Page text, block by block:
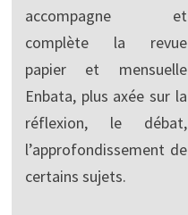
accompagne et
complète la revue
papier et mensuelle
Enbata, plus axée sur la
réflexion, le débat,
l’approfondissement de
certains sujets.